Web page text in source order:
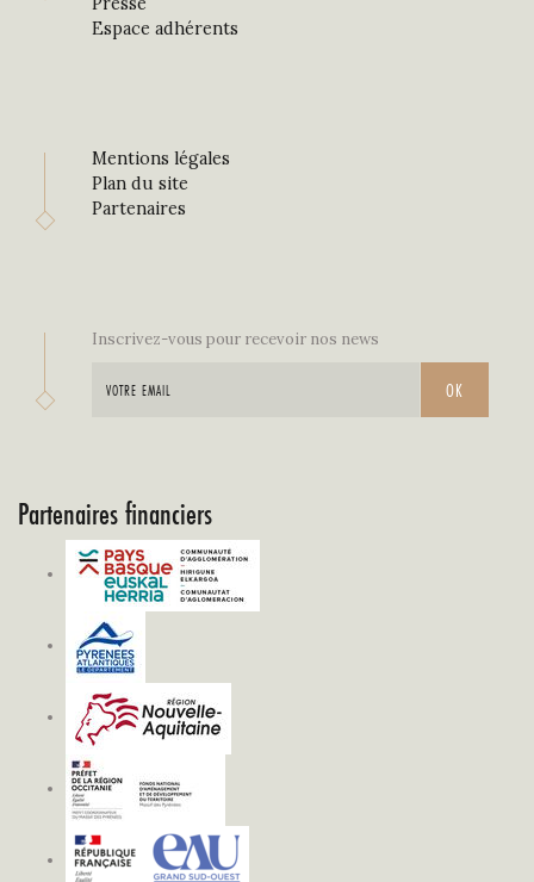
Espace adhérents
Mentions légales
Plan du site
Partenaires
Inscrivez-vous pour recevoir nos news
Partenaires financiers